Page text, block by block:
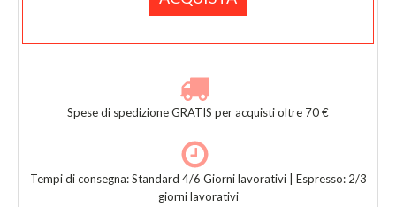
Spese di spedizione GRATIS per acquisti oltre 70 €
Tempi di consegna: Standard 4/6 Giorni lavorativi | Espresso: 2/3
giorni lavorativi